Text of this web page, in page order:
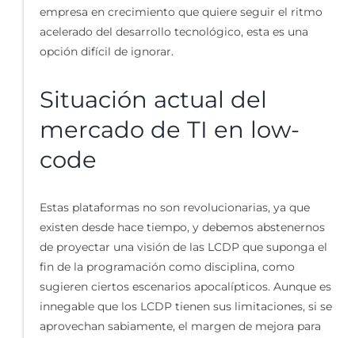
empresa en crecimiento que quiere seguir el ritmo
acelerado del desarrollo tecnológico, esta es una
opción difícil de ignorar.
Situación actual del
mercado de TI en low-
code
Estas plataformas no son revolucionarias, ya que
existen desde hace tiempo, y debemos abstenernos
de proyectar una visión de las LCDP que suponga el
fin de la programación como disciplina, como
sugieren ciertos escenarios apocalípticos. Aunque es
innegable que los LCDP tienen sus limitaciones, si se
aprovechan sabiamente, el margen de mejora para